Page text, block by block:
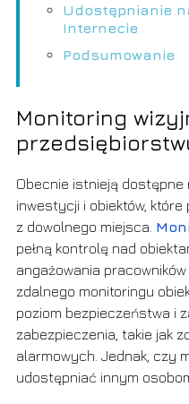
Udostępnianie
Internecie
Podsumowanie
Monitoring
Obecnie istnieją dostępne
inwestycji i obiektów,
z dowolnego miejsca.
pełną kontrolę nad
angażowania
zdalnego monitoringu
poziom bezpieczeństwa i
zabezpieczenia, takie jak
alarmowych. Jednak, czy
udostępniać innym